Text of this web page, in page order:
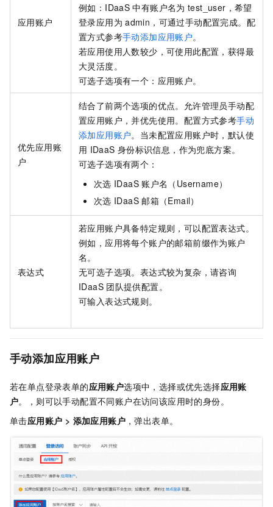
应用账户
例如：IDaaS 中有账户名为 test_user，希望
登录应用为 admin，可通过手动配置完成。配
置方式参考手动添加应用账户。​
若应用使用人数较少，可使用此配置，获得最
大灵活度。​
可选子选项有一个：应用账户。
优先应用账
户
结合了前两个选项的优点。允许管理员手动配
置应用账户，并优先使用。配置方式参考手动
添加应用账户。当未配置应用账户时，默认使
用 IDaaS 身份标识信息，作为兜底方案。​
可选子选项有两个：
次选 IDaaS 账户名（Username）
次选 IDaaS 邮箱（Email）
表达式
若应用账户具备特定规则，可以配置表达式。
例如，应用将每个账户的邮箱前缀作为账户
名。​
无可选子选项。表达式较为复杂，请咨询
IDaaS 团队提供配置。
可输入表达式规则。​
手动添加应用账户
若在单点登录表单的应用账户选项中，选择或优先选择应用账
户。，则可以手动配置不同账户在访问该应用时的身份。​
单击应用账户 > 添加应用账户 ，弹出表单。